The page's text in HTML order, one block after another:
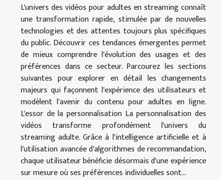
L'univers des vidéos pour adultes en streaming connaît
une transformation rapide, stimulée par de nouvelles
technologies et des attentes toujours plus spécifiques
du public. Découvrir ces tendances émergentes permet
de mieux comprendre l'évolution des usages et des
préférences dans ce secteur. Parcourez les sections
suivantes pour explorer en détail les changements
majeurs qui façonnent l'expérience des utilisateurs et
modèlent l'avenir du contenu pour adultes en ligne.
L'essor de la personnalisation La personnalisation des
vidéos transforme profondément l'univers du
streaming adulte. Grâce à l'intelligence artificielle et à
l'utilisation avancée d'algorithmes de recommandation,
chaque utilisateur bénéficie désormais d'une expérience
sur mesure où ses préférences individuelles sont...